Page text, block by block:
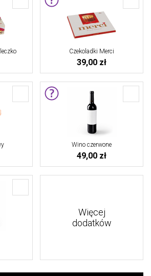
Czekoladki Merci
39,00 zł
Wino czerwone
49,00 zł
Więcej
dodatków